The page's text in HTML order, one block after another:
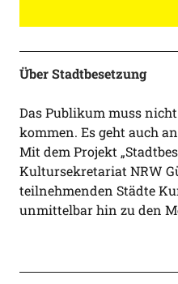
Über Stadtbesetzung
Das Publikum muss
kommen. Es geht auch
Mit dem Projekt
Kultursekretariat NRW
teilnehmenden Städte
unmittelbar hin zu den